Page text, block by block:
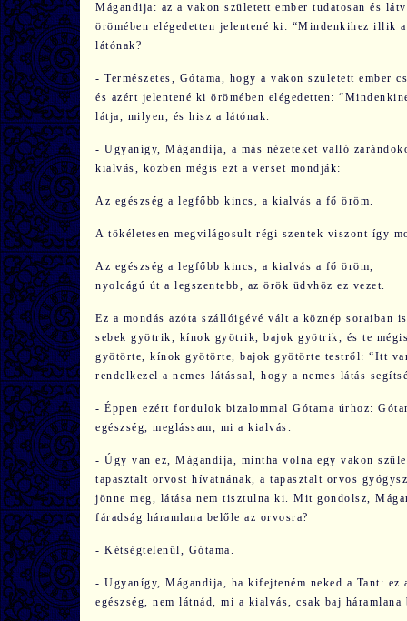
Mágandija: az a vakon született ember tudatosan és
örömében elégedetten jelentené ki: “Mindenkihez illik
látónak?
- Természetes, Gótama, hogy a vakon született ember
és azért jelentené ki örömében elégedetten:
látja, milyen, és hisz a látónak.
- Ugyanígy, Mágandija, a más nézeteket valló
kialvás, közben mégis ezt a verset mondják:
Az egészség a legfőbb kincs, a kialvás a fő öröm.
A tökéletesen megvilágosult régi szentek viszont így
Az egészség a legfőbb kincs, a kialvás a fő öröm,
nyolcágú út a legszentebb, az örök üdvhöz ez vezet.
Ez a mondás azóta szállóigévé vált a köznép
sebek gyötrik, kínok gyötrik, bajok gyötrik, és te
gyötörte, kínok gyötörte, bajok gyötörte testről: “Itt
rendelkezel a nemes látással, hogy a nemes látás
- Éppen ezért fordulok bizalommal Gótama úrhoz:
egészség, meglássam, mi a kialvás.
- Úgy van ez, Mágandija, mintha volna egy vakon
tapasztalt orvost hívatnának, a tapasztalt orvos
jönne meg, látása nem tisztulna ki. Mit gondolsz,
fáradság háramlana belőle az orvosra?
- Kétségtelenül, Gótama.
- Ugyanígy, Mágandija, ha kifejteném neked a Tant: ez
egészség, nem látnád, mi a kialvás, csak baj